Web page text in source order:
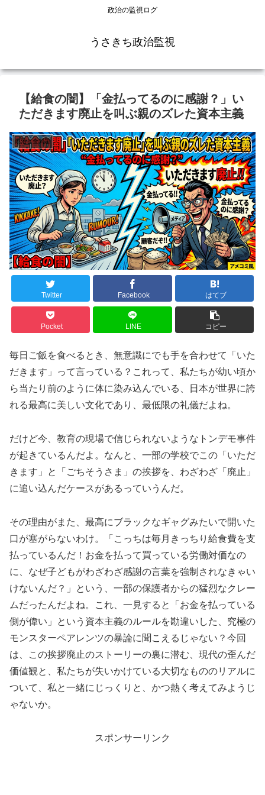
政治の監視ログ
うさきち政治監視
【給食の闇】「金払ってるのに感謝？」い
ただきます廃止を叫ぶ親のズレた資本主義
政治と金問題
Twitter Facebook はてブ
Pocket LINE コピー
毎日ご飯を食べるとき、無意識にでも手を合わせて「いた
だきます」って言っている？これって、私たちが幼い頃か
ら当たり前のように体に染み込んでいる、日本が世界に誇
れる最高に美しい文化であり、最低限の礼儀だよね。
だけど今、教育の現場で信じられないようなトンデモ事件
が起きているんだよ。なんと、一部の学校でこの「いただ
きます」と「ごちそうさま」の挨拶を、わざわざ「廃止」
に追い込んだケースがあるっていうんだ。
その理由がまた、最高にブラックなギャグみたいで開いた
口が塞がらないわけ。「こっちは毎月きっちり給食費を支
払っているんだ！お金を払って買っている労働対価なの
に、なぜ子どもがわざわざ感謝の言葉を強制されなきゃい
けないんだ？」という、一部の保護者からの猛烈なクレー
ムだったんだよね。これ、一見すると「お金を払っている
側が偉い」という資本主義のルールを勘違いした、究極の
モンスターペアレンツの暴論に聞こえるじゃない？今回
は、この挨拶廃止のストーリーの裏に潜む、現代の歪んだ
価値観と、私たちが失いかけている大切なもののリアルに
ついて、私と一緒にじっくりと、かつ熱く考えてみようじ
ゃないか。
スポンサーリンク